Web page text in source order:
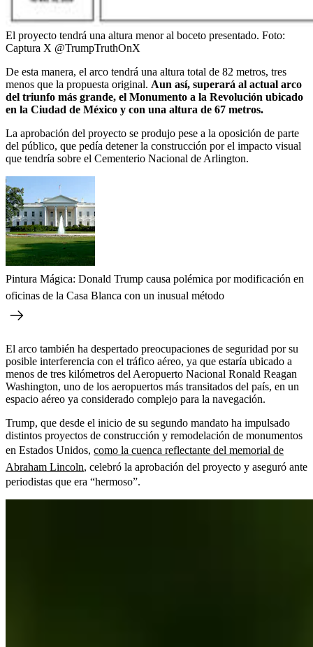
El proyecto tendrá una altura menor al boceto presentado. Foto:
Captura X @TrumpTruthOnX
De esta manera, el arco tendrá una altura total de 82 metros, tres
menos que la propuesta original. Aun así, superará al actual arco
del triunfo más grande, el Monumento a la Revolución ubicado
en la Ciudad de México y con una altura de 67 metros.
La aprobación del proyecto se produjo pese a la oposición de parte
del público, que pedía detener la construcción por el impacto visual
que tendría sobre el Cementerio Nacional de Arlington.
Pintura Mágica: Donald Trump causa polémica por modificación en
oficinas de la Casa Blanca con un inusual método
El arco también ha despertado preocupaciones de seguridad por su
posible interferencia con el tráfico aéreo, ya que estaría ubicado a
menos de tres kilómetros del Aeropuerto Nacional Ronald Reagan
Washington, uno de los aeropuertos más transitados del país, en un
espacio aéreo ya considerado complejo para la navegación.
Trump, que desde el inicio de su segundo mandato ha impulsado
distintos proyectos de construcción y remodelación de monumentos
en Estados Unidos, como la cuenca reflectante del memorial de
Abraham Lincoln, celebró la aprobación del proyecto y aseguró ante
periodistas que era “hermoso”.